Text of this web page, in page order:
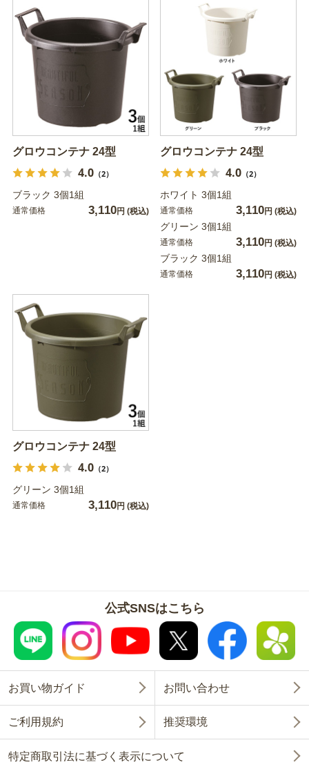
グロウコンテナ 24型
4.0（2）
ブラック 3個1組
通常価格 3,110円 (税込)
グロウコンテナ 24型
4.0（2）
ホワイト 3個1組
通常価格 3,110円 (税込)
グリーン 3個1組
通常価格 3,110円 (税込)
ブラック 3個1組
通常価格 3,110円 (税込)
グロウコンテナ 24型
4.0（2）
グリーン 3個1組
通常価格 3,110円 (税込)
公式SNSはこちら
お買い物ガイド お問い合わせ
ご利用規約 推奨環境
特定商取引法に基づく表示について